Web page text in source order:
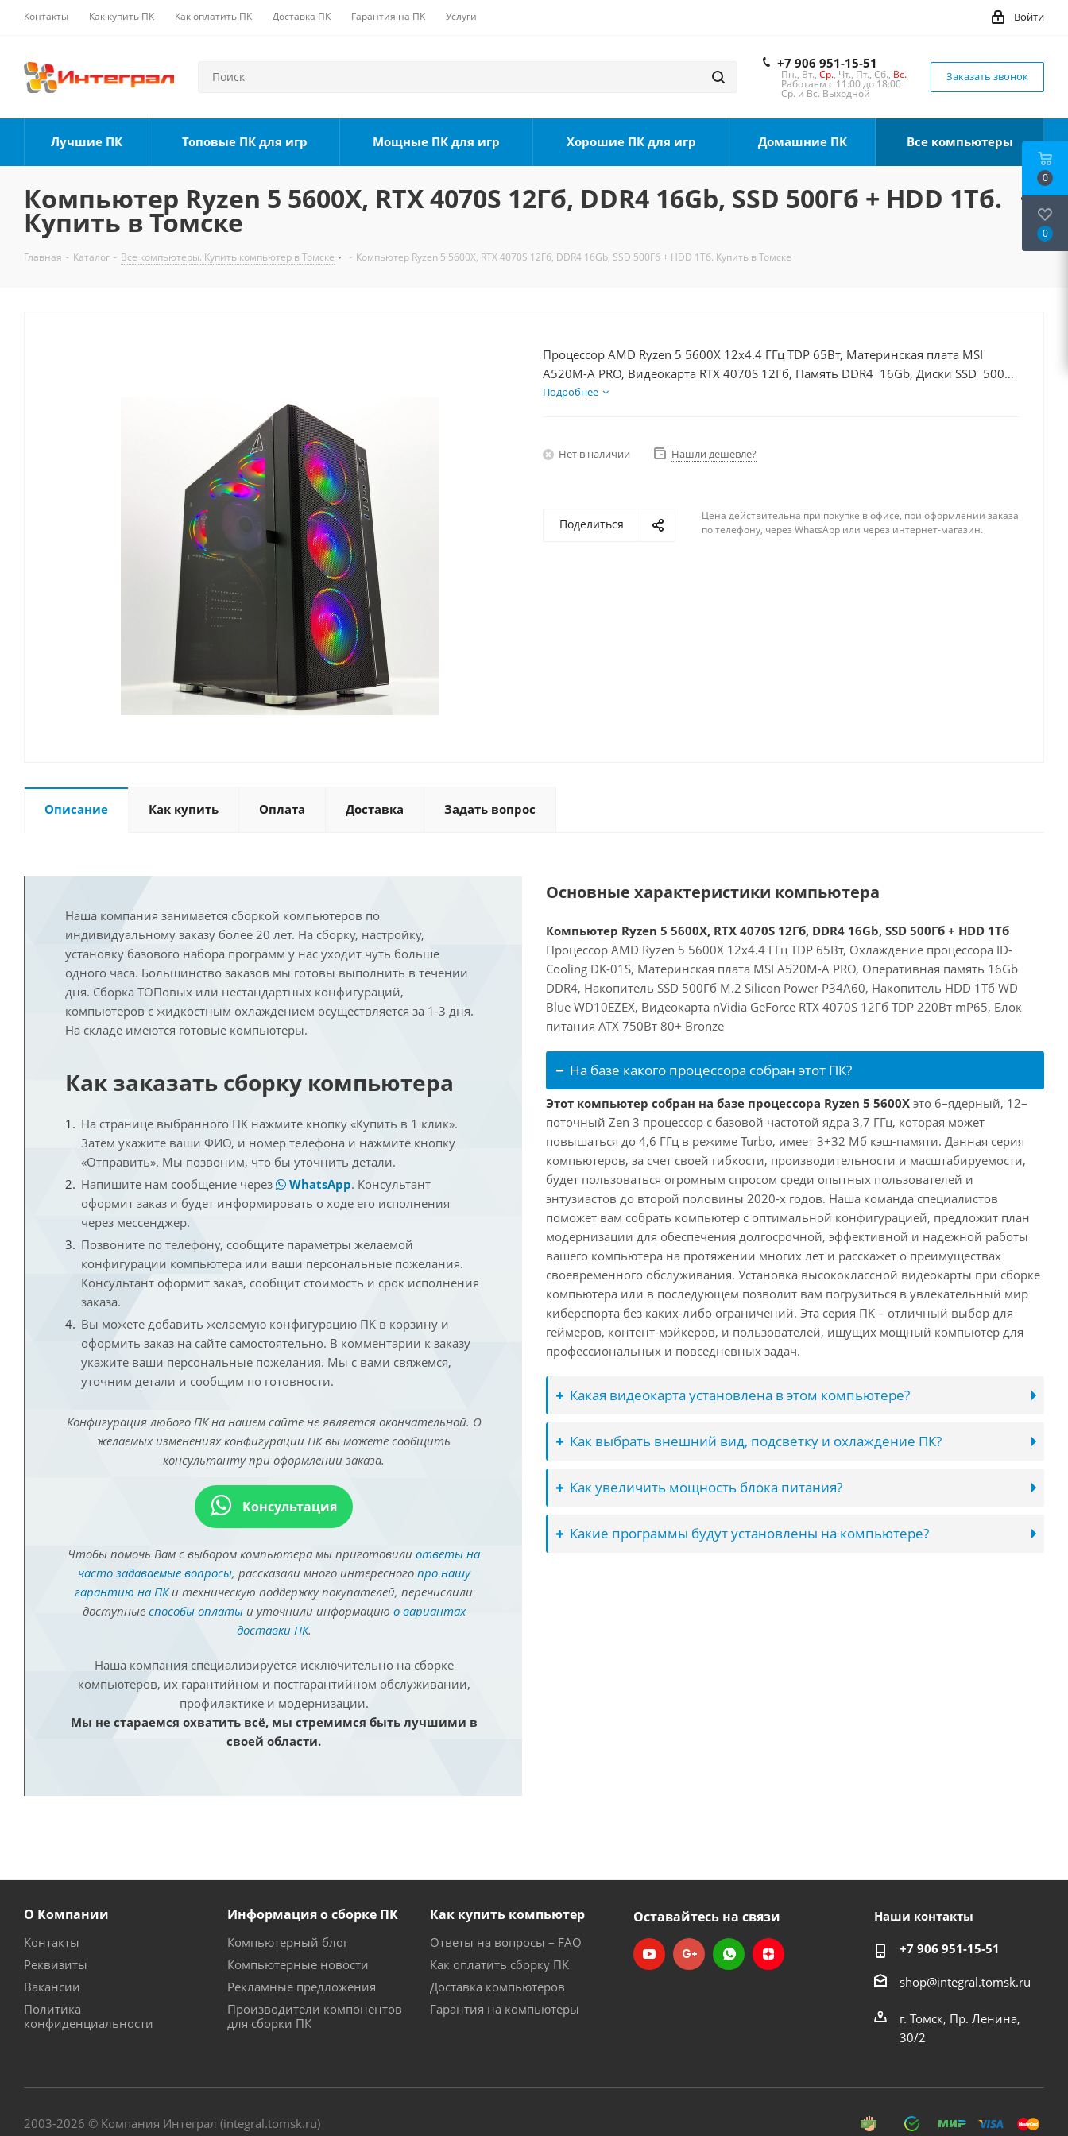
Контакты Как купить ПК Как оплатить ПК Доставка ПК Гарантия на ПК Услуги Войти
+7 906 951-15-51
Пн., Вт., Ср., Чт., Пт., Сб., Вс.
Работаем с 11:00 до 18:00
Ср. и Вс. Выходной
Заказать звонок
Лучшие ПК Топовые ПК для игр Мощные ПК для игр Хорошие ПК для игр Домашние ПК Все компьютеры
Компьютер Ryzen 5 5600X, RTX 4070S 12Гб, DDR4 16Gb, SSD 500Гб + HDD 1Тб.
Купить в Томске
Главная - Каталог - Все компьютеры. Купить компьютер в Томске - Компьютер Ryzen 5 5600X, RTX 4070S 12Гб, DDR4 16Gb, SSD 500Гб + HDD 1Тб. Купить в Томске
Процессор AMD Ryzen 5 5600X 12x4.4 ГГц TDP 65Вт, Материнская плата MSI
A520M-A PRO, Видеокарта RTX 4070S 12Гб, Память DDR4 16Gb, Диски SSD 500Гб
+ HDD 1Тб, БП 750Вт
Подробнее
Нет в наличии Нашли дешевле?
Поделиться
Цена действительна при покупке в офисе, при оформлении заказа
по телефону, через WhatsApp или через интернет-магазин.
Описание Как купить Оплата Доставка Задать вопрос
Наша компания занимается сборкой компьютеров по
индивидуальному заказу более 20 лет. На сборку, настройку,
установку базового набора программ у нас уходит чуть больше
одного часа. Большинство заказов мы готовы выполнить в течении
дня. Сборка ТОПовых или нестандартных конфигураций,
компьютеров с жидкостным охлаждением осуществляется за 1-3 дня.
На складе имеются готовые компьютеры.
Как заказать сборку компьютера
На странице выбранного ПК нажмите кнопку «Купить в 1 клик».
Затем укажите ваши ФИО, и номер телефона и нажмите кнопку
«Отправить». Мы позвоним, что бы уточнить детали.
Напишите нам сообщение через
WhatsApp. Консультант
оформит заказ и будет информировать о ходе его исполнения
через мессенджер.
Позвоните по телефону, сообщите параметры желаемой
конфигурации компьютера или ваши персональные пожелания.
Консультант оформит заказ, сообщит стоимость и срок исполнения
заказа.
Вы можете добавить желаемую конфигурацию ПК в корзину и
оформить заказ на сайте самостоятельно. В комментарии к заказу
укажите ваши персональные пожелания. Мы с вами свяжемся,
уточним детали и сообщим по готовности.
Конфигурация любого ПК на нашем сайте не является окончательной. О
желаемых изменениях конфигурации ПК вы можете сообщить
консультанту при оформлении заказа.
Консультация
Чтобы помочь Вам с выбором компьютера мы приготовили ответы на
часто задаваемые вопросы, рассказали много интересного про нашу
гарантию на ПКи техническую поддержку покупателей, перечислили
доступные способы оплатыи уточнили информацию о вариантах
доставки ПК.
Наша компания специализируется исключительно на сборке
компьютеров, их гарантийном и постгарантийном обслуживании,
профилактике и модернизации.
Мы не стараемся охватить всё, мы стремимся быть лучшими в
своей области.
Основные характеристики компьютера
Компьютер Ryzen 5 5600X, RTX 4070S 12Гб, DDR4 16Gb, SSD 500Гб + HDD 1Тб
Процессор AMD Ryzen 5 5600X 12x4.4 ГГц TDP 65Вт, Охлаждение процессора ID-
Cooling DK-01S, Материнская плата MSI A520M-A PRO, Оперативная память 16Gb
DDR4, Накопитель SSD 500Гб M.2 Silicon Power P34A60, Накопитель HDD 1Тб WD
Blue WD10EZEX, Видеокарта nVidia GeForce RTX 4070S 12Гб TDP 220Вт mP65, Блок
питания ATX 750Вт 80+ Bronze
На базе какого процессора собран этот ПК?
Этот компьютер собран на базе процессора Ryzen 5 5600X это 6–ядерный, 12–
поточный Zen 3 процессор с базовой частотой ядра 3,7 ГГц, которая может
повышаться до 4,6 ГГц в режиме Turbo, имеет 3+32 Мб кэш-памяти. Данная серия
компьютеров, за счет своей гибкости, производительности и масштабируемости,
будет пользоваться огромным спросом среди опытных пользователей и
энтузиастов до второй половины 2020-х годов. Наша команда специалистов
поможет вам собрать компьютер с оптимальной конфигурацией, предложит план
модернизации для обеспечения долгосрочной, эффективной и надежной работы
вашего компьютера на протяжении многих лет и расскажет о преимуществах
своевременного обслуживания. Установка высококлассной видеокарты при сборке
компьютера или в последующем позволит вам погрузиться в увлекательный мир
киберспорта без каких-либо ограничений. Эта серия ПК – отличный выбор для
геймеров, контент-мэйкеров, и пользователей, ищущих мощный компьютер для
профессиональных и повседневных задач.
Какая видеокарта установлена в этом компьютере?
Как выбрать внешний вид, подсветку и охлаждение ПК?
Как увеличить мощность блока питания?
Какие программы будут установлены на компьютере?
О Компании
Контакты
Реквизиты
Вакансии
Политика
конфиденциальности
Информация о сборке ПК
Компьютерный блог
Компьютерные новости
Рекламные предложения
Производители компонентов
для сборки ПК
Как купить компьютер
Ответы на вопросы – FAQ
Как оплатить сборку ПК
Доставка компьютеров
Гарантия на компьютеры
Оставайтесь на связи Наши контакты
+7 906 951-15-51
shop@integral.tomsk.ru
г. Томск, Пр. Ленина,
30/2
2003-2026 © Компания Интеграл (integral.tomsk.ru)
0
0